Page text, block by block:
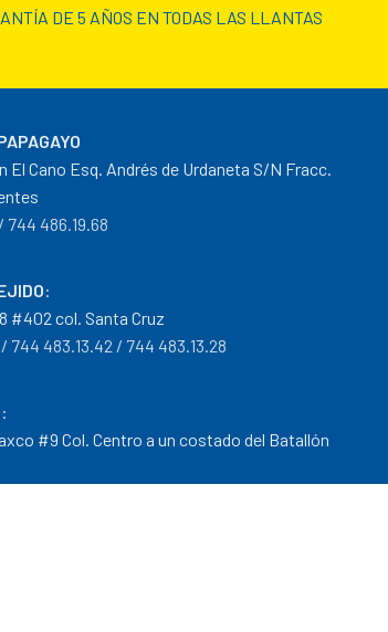
DE 5 AÑOS EN TODAS LAS LLANTAS
El Cano Esq. Andrés de Urdaneta S/N Fracc.
744 486.19.68
:
#402 col. Santa Cruz
744 483.13.42 / 744 483.13.28
:
#9 Col. Centro a un costado del Batallón